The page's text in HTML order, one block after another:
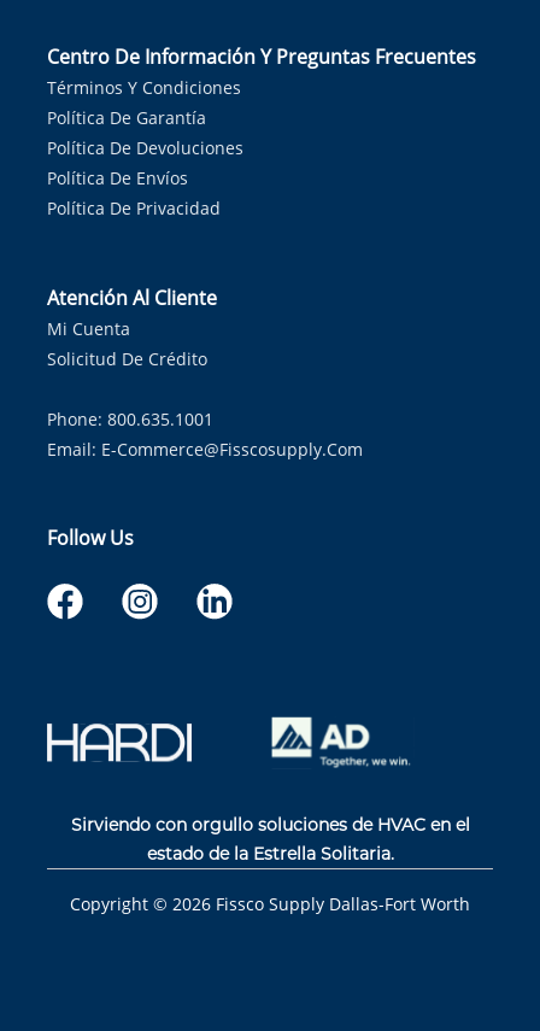
Centro De Información Y Preguntas Frecuentes
Términos Y Condiciones
Política De Garantía
Política De Devoluciones
Política De Envíos
Política De Privacidad
Atención Al Cliente
Mi Cuenta
Solicitud De Crédito
Phone: 800.635.1001
Email: E-Commerce@fisscosupply.com
Follow Us
Sirviendo con orgullo soluciones de HVAC en el
estado de la Estrella Solitaria.
Copyright © 2026 Fissco Supply Dallas-Fort Worth